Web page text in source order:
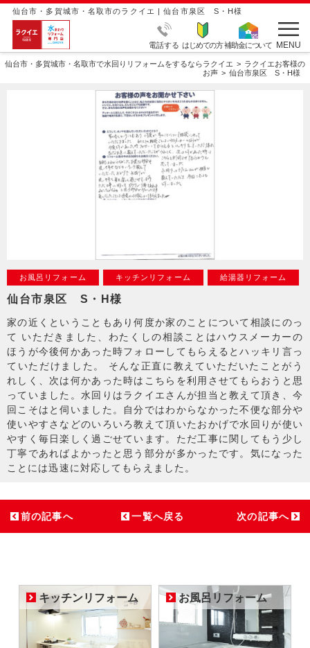
仙台市・多賀城市・名取市のラクイエ | 仙台市泉区 S・H様
電話する はじめての方補助金について MENU
仙台市・多賀城市・名取市で水回りリフォームをするならラクイエ
ラクイエお客様の
お声
仙台市泉区 S・H様
お風呂リフォーム キッチンリフォーム 給湯器リフォーム
仙台市泉区 S・H様
家の近くということもあり何度か家のことについて相談にのっ
て いただきました、わたくしの相談ことはハウスメーカーの
ほうが今後何かあった時フォローしてもらえるとハッキリ言っ
ていただけました。 そんな正直に教えていただいたことがう
れしく、次は何かあった時はこちらを利用させてもらおうと思
っていました。水回りはラクイエさんが担当と教えて頂き、今
回こそはと伺いました。自分ではわからなかった不便な部分や
使いやすさなどのいろいろ教えて頂いたおかげで水回りが使い
やすく毎日楽しく過ごせています。ただ工事に関してもう少し
丁寧であればよかったと思う部分が多かったです。気になった
ことには迅速に対応してもらえました。
前の記事へ 一覧へ戻る 次の記事へ
キッチンリフォーム お風呂リフォーム